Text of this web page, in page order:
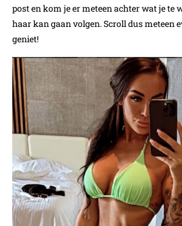
post en kom je er meteen achter wat je te
haar kan gaan volgen. Scroll dus meteen
geniet!